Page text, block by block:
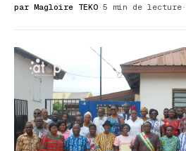
par Magloire TEKO · 5 min de lecture ·